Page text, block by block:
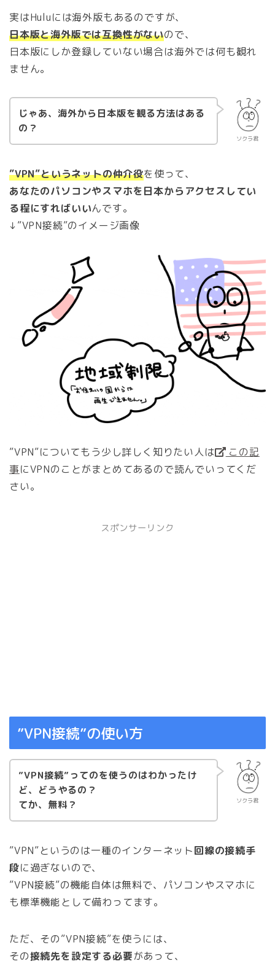
実はHuluには海外版もあるのですが、
日本版と海外版では互換性がないので、
日本版にしか登録していない場合は海外では何も観れ
ません。
ソクラ君
じゃあ、海外から日本版を観る方法はある
の？
”VPN”というネットの仲介役を使って、
あなたのパソコンやスマホを日本からアクセスしてい
る程にすればいいんです。
↓”VPN接続”のイメージ画像
”VPN”についてもう少し詳しく知りたい人は
この記
事にVPNのことがまとめてあるので読んでいってくだ
さい。
スポンサーリンク
”VPN接続”の使い方
ソクラ君
”VPN接続”ってのを使うのはわかったけ
ど、どうやるの？
てか、無料？
”VPN”というのは一種のインターネット回線の接続手
段に過ぎないので、
”VPN接続”の機能自体は無料で、パソコンやスマホに
も標準機能として備わってます。
ただ、その”VPN接続”を使うには、
その接続先を設定する必要があって、